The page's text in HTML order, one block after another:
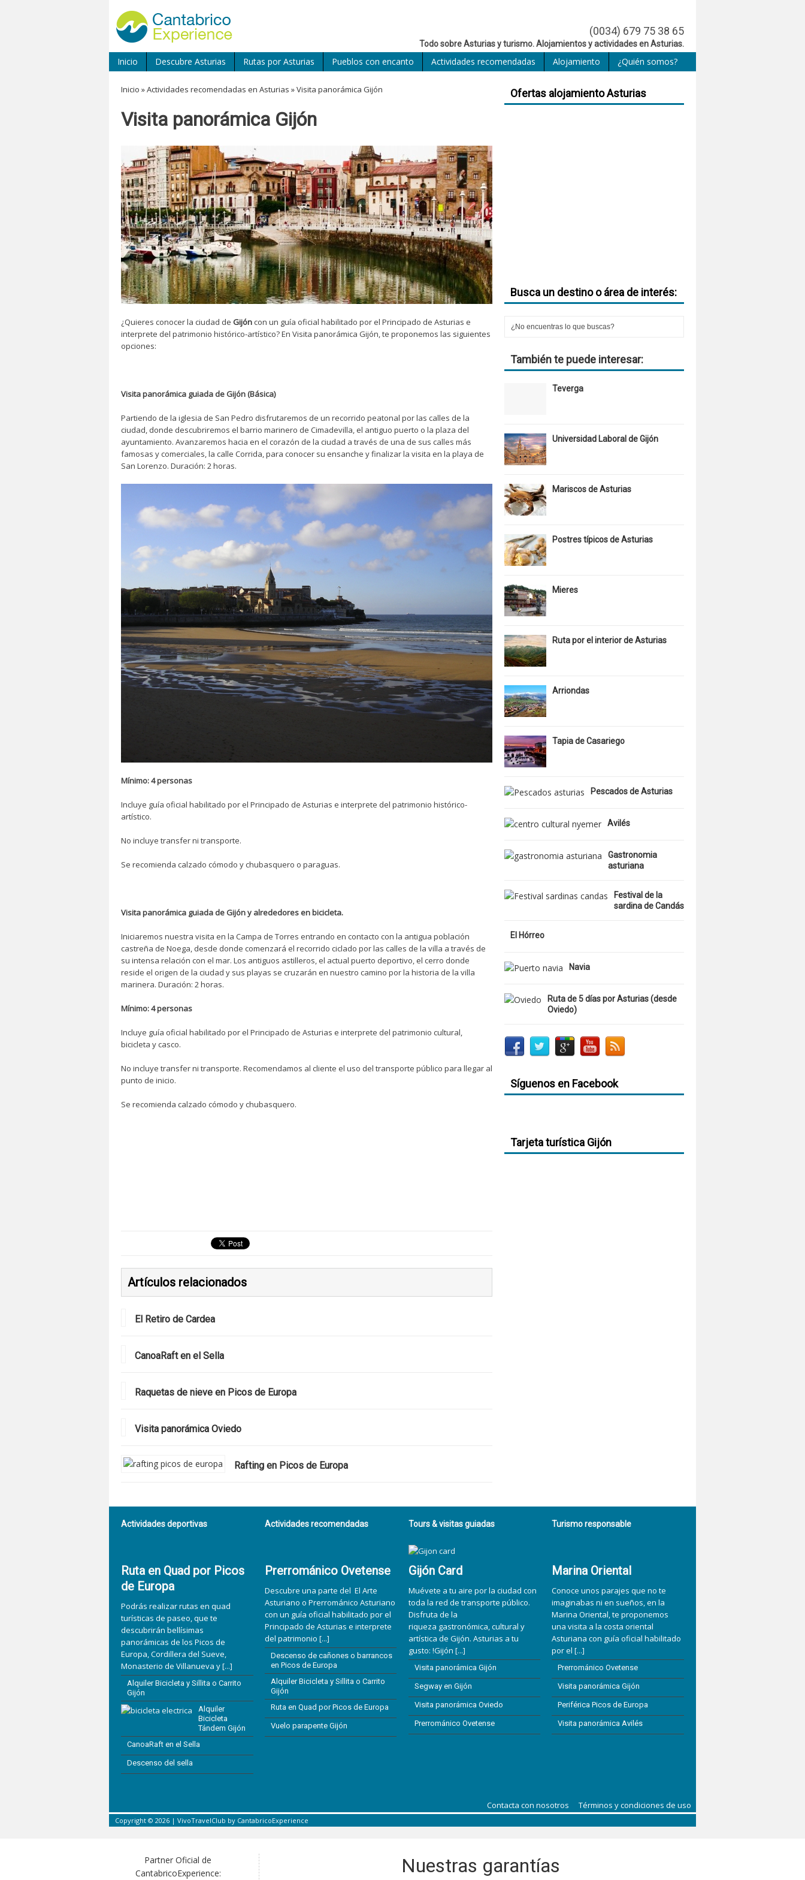
(0034) 679 75 38 65
Todo sobre Asturias y turismo. Alojamientos y actividades en Asturias.
Inicio Descubre Asturias Rutas por Asturias Pueblos con encanto Actividades recomendadas Alojamiento ¿Quién somos?
Inicio »Actividades recomendadas en Asturias »Visita panorámica Gijón
Visita panorámica Gijón
¿Quieres conocer la ciudad de Gijón con un guía oficial habilitado por el Principado de Asturias e
interprete del patrimonio histórico-artístico? En Visita panorámica Gijón, te proponemos las siguientes
opciones:
Visita panorámica guiada de Gijón (Básica)
Partiendo de la iglesia de San Pedro disfrutaremos de un recorrido peatonal por las calles de la
ciudad, donde descubriremos el barrio marinero de Cimadevilla, el antiguo puerto o la plaza del
ayuntamiento. Avanzaremos hacia en el corazón de la ciudad a través de una de sus calles más
famosas y comerciales, la calle Corrida, para conocer su ensanche y finalizar la visita en la playa de
San Lorenzo. Duración: 2 horas.
Mínimo: 4 personas
Incluye guía oficial habilitado por el Principado de Asturias e interprete del patrimonio histórico-
artístico.
No incluye transfer ni transporte.
Se recomienda calzado cómodo y chubasquero o paraguas.
Visita panorámica guiada de Gijón y alrededores en bicicleta.
Iniciaremos nuestra visita en la Campa de Torres entrando en contacto con la antigua población
castreña de Noega, desde donde comenzará el recorrido ciclado por las calles de la villa a través de
su intensa relación con el mar. Los antiguos astilleros, el actual puerto deportivo, el cerro donde
reside el origen de la ciudad y sus playas se cruzarán en nuestro camino por la historia de la villa
marinera. Duración: 2 horas.
Mínimo: 4 personas
Incluye guía oficial habilitado por el Principado de Asturias e interprete del patrimonio cultural,
bicicleta y casco.
No incluye transfer ni transporte. Recomendamos al cliente el uso del transporte público para llegar al
punto de inicio.
Se recomienda calzado cómodo y chubasquero.
Artículos relacionados
El Retiro de Cardea
CanoaRaft en el Sella
Raquetas de nieve en Picos de Europa
Visita panorámica Oviedo
Rafting en Picos de Europa
Ofertas alojamiento Asturias
Busca un destino o área de interés:
También te puede interesar:
Teverga
Universidad Laboral de Gijón
Mariscos de Asturias
Postres típicos de Asturias
Mieres
Ruta por el interior de Asturias
Arriondas
Tapia de Casariego
Pescados de Asturias
Avilés
Gastronomia
asturiana
Festival de la
sardina de Candás
El Hórreo
Navia
Ruta de 5 días por Asturias (desde
Oviedo)
Síguenos en Facebook
Tarjeta turística Gijón
Actividades deportivas
Ruta en Quad por Picos
de Europa
Podrás realizar rutas en quad
turísticas de paseo, que te
descubrirán bellísimas
panorámicas de los Picos de
Europa, Cordillera del Sueve,
Monasterio de Villanueva y[...]
Alquiler Bicicleta y Sillita o Carrito
Gijón
Alquiler
Bicicleta
Tándem Gijón
CanoaRaft en el Sella
Descenso del sella
Actividades recomendadas
Prerrománico Ovetense
Descubre una parte del El Arte
Asturiano o Prerrománico Asturiano
con un guía oficial habilitado por el
Principado de Asturias e interprete
del patrimonio [...]
Descenso de cañones o barrancos
en Picos de Europa
Alquiler Bicicleta y Sillita o Carrito
Gijón
Ruta en Quad por Picos de Europa
Vuelo parapente Gijón
Tours & visitas guiadas
Gijón Card
Muévete a tu aire por la ciudad con
toda la red de transporte público.
Disfruta de la
riqueza gastronómica, cultural y
artística de Gijón. Asturias a tu
gusto: !Gijón [...]
Visita panorámica Gijón
Segway en Gijón
Visita panorámica Oviedo
Prerrománico Ovetense
Turismo responsable
Marina Oriental
Conoce unos parajes que no te
imaginabas ni en sueños, en la
Marina Oriental, te proponemos
una visita a la costa oriental
Asturiana con guía oficial habilitado
por el[...]
Prerrománico Ovetense
Visita panorámica Gijón
Periférica Picos de Europa
Visita panorámica Avilés
Contacta con nosotros Términos y condiciones de uso
Copyright © 2026 | VivoTravelClub by CantabricoExperience
Partner Oficial de
CantabricoExperience:
Nuestras garantías